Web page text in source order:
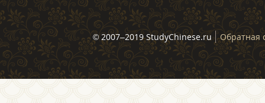
© 2007–2019 StudyChinese.ru Обратная